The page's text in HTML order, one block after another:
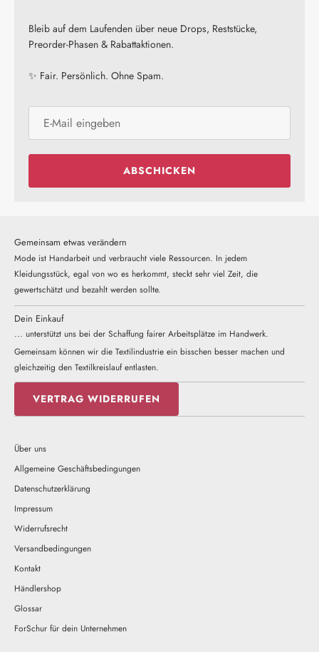
Bleib auf dem Laufenden über neue Drops, Reststücke,
Preorder-Phasen & Rabattaktionen.
✨ Fair. Persönlich. Ohne Spam.
ABSCHICKEN
Gemeinsam etwas verändern
Mode ist Handarbeit und verbraucht viele Ressourcen. In jedem
Kleidungsstück, egal von wo es herkommt, steckt sehr viel Zeit, die
gewertschätzt und bezahlt werden sollte.
Dein Einkauf
... unterstützt uns bei der Schaffung fairer Arbeitsplätze im Handwerk.
Gemeinsam können wir die Textilindustrie ein bisschen besser machen und
gleichzeitig den Textilkreislauf entlasten.
VERTRAG WIDERRUFEN
Über uns
Allgemeine Geschäftsbedingungen
Datenschutzerklärung
Impressum
Widerrufsrecht
Versandbedingungen
Kontakt
Händlershop
Glossar
ForSchur für dein Unternehmen